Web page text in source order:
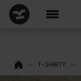
T-SHIRTY